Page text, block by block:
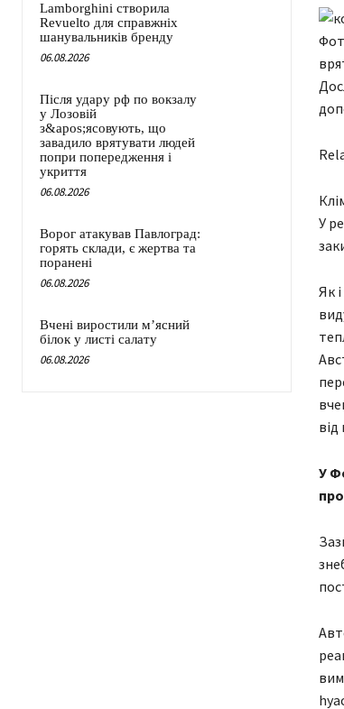
Lamborghini створила
Revuelto для справжніх
шанувальників бренду
06.08.2026
Після удару рф по вокзалу
у Лозовій
з&apos;ясовують, що
завадило врятувати людей
попри попередження і
укриття
06.08.2026
Ворог атакував Павлоград:
горять склади, є жертва та
поранені
06.08.2026
Вчені виростили м’ясний
білок у листі салату
06.08.2026
У
Як
У